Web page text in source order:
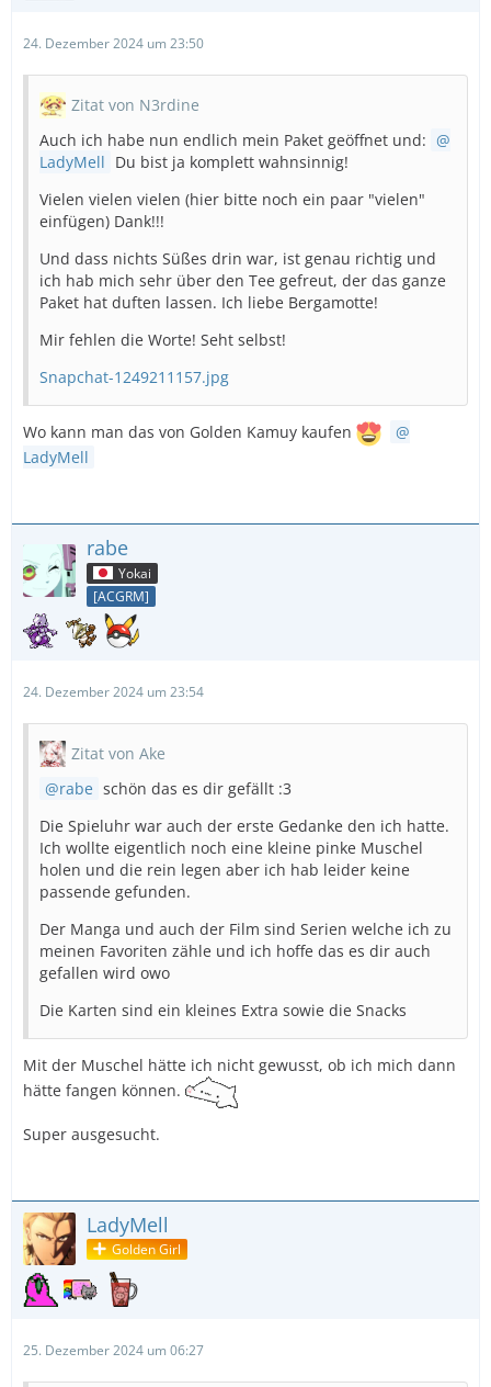
24. Dezember 2024 um 23:50
Zitat von N3rdine
Auch ich habe nun endlich mein Paket geöffnet und:
LadyMell Du bist ja komplett wahnsinnig!
Vielen vielen vielen (hier bitte noch ein paar "vielen"
einfügen) Dank!!!
Und dass nichts Süßes drin war, ist genau richtig und
ich hab mich sehr über den Tee gefreut, der das ganze
Paket hat duften lassen. Ich liebe Bergamotte!
Mir fehlen die Worte! Seht selbst!
Snapchat-1249211157.jpg
Wo kann man das von Golden Kamuy kaufen
LadyMell
rabe
Yokai
[ACGRM]
24. Dezember 2024 um 23:54
Zitat von Ake
rabe schön das es dir gefällt :3
Die Spieluhr war auch der erste Gedanke den ich hatte.
Ich wollte eigentlich noch eine kleine pinke Muschel
holen und die rein legen aber ich hab leider keine
passende gefunden.
Der Manga und auch der Film sind Serien welche ich zu
meinen Favoriten zähle und ich hoffe das es dir auch
gefallen wird owo
Die Karten sind ein kleines Extra sowie die Snacks
Mit der Muschel hätte ich nicht gewusst, ob ich mich dann
hätte fangen können.
Super ausgesucht.
LadyMell
Golden Girl
25. Dezember 2024 um 06:27